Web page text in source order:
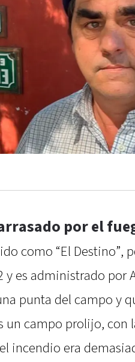
por el
como “El Destino”,
y es administrado por
punta del campo y
un campo prolijo, con
incendio era